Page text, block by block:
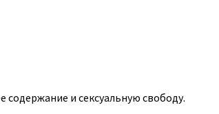
и сексуальную свободу.